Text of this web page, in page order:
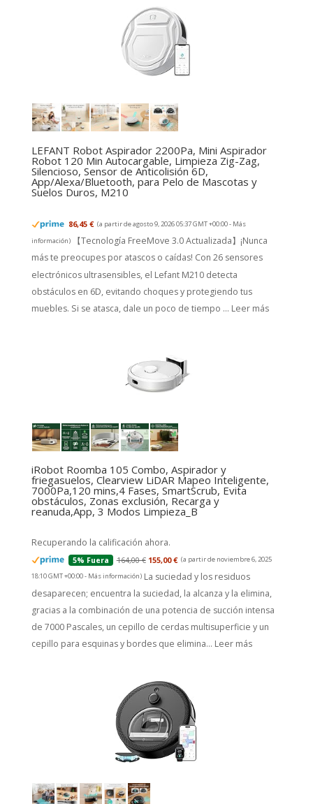
LEFANT Robot Aspirador 2200Pa, Mini Aspirador
Robot 120 Min Autocargable, Limpieza Zig-Zag,
Silencioso, Sensor de Anticolisión 6D,
App/Alexa/Bluetooth, para Pelo de Mascotas y
Suelos Duros, M210
86,45 € (a partir de agosto 9, 2026 05:37 GMT +00:00 - Más
información)
【Tecnología FreeMove 3.0 Actualizada】¡Nunca
más te preocupes por atascos o caídas! Con 26 sensores
electrónicos ultrasensibles, el Lefant M210 detecta
obstáculos en 6D, evitando choques y protegiendo tus
muebles. Si se atasca, dale un poco de tiempo ... Leer más
iRobot Roomba 105 Combo, Aspirador y
friegasuelos, Clearview LiDAR Mapeo Inteligente,
7000Pa,120 mins,4 Fases, SmartScrub, Evita
obstáculos, Zonas exclusión, Recarga y
reanuda,App, 3 Modos Limpieza_B
Recuperando la calificación ahora.
5% Fuera 164,00 € 155,00 € (a partir de noviembre 6, 2025
18:10 GMT +00:00 - Más información) La suciedad y los residuos
desaparecen; encuentra la suciedad, la alcanza y la elimina,
gracias a la combinación de una potencia de succión intensa
de 7000 Pascales, un cepillo de cerdas multisuperficie y un
cepillo para esquinas y bordes que elimina... Leer más